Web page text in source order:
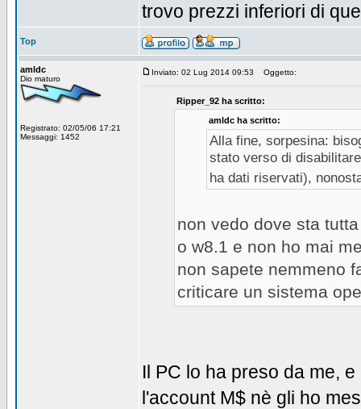
trovo prezzi inferiori di
Top
amldc
Dio maturo
Registrato: 02/05/06 17:21
Messaggi: 1452
Inviato: 02 Lug 2014 09:53 Oggetto:
Ripper_92 ha scritto:
amldc ha scritto:
Alla fine, sorpesina:
stato verso di
ha dati riservati),
non vedo dove sta
o w8.1 e non ho mai
non sapete nemmeno
criticare un sistema
Il PC lo ha preso da me,
l'account M$ nè gli ho